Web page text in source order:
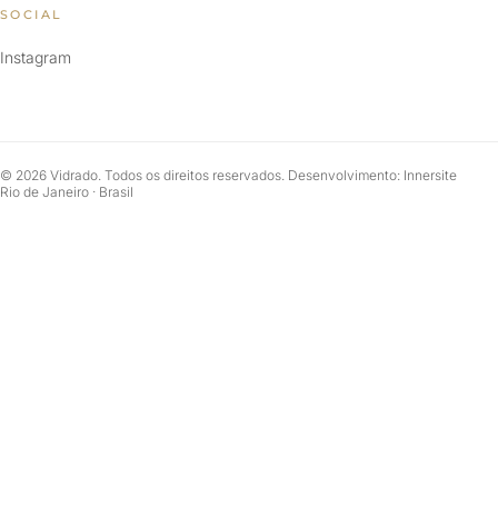
SOCIAL
Instagram
© 2026 Vidrado. Todos os direitos reservados. Desenvolvimento: Innersite
Rio de Janeiro · Brasil